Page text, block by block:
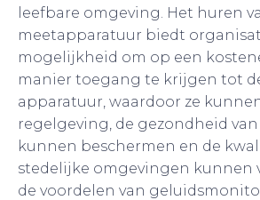
leefbare omgeving. Het huren
meetapparatuur biedt
mogelijkheid om op een
manier toegang te krijgen tot
apparatuur, waardoor ze
regelgeving, de gezondheid
kunnen beschermen en de
stedelijke omgevingen kunnen
de voordelen van